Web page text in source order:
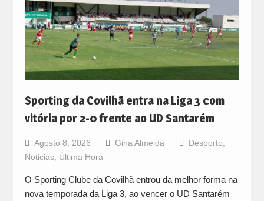
Sporting da Covilhã entra na Liga 3 com
vitória por 2-0 frente ao UD Santarém
Agosto 8, 2026 Gina Almeida Desporto
Noticias, Última Hora
O Sporting Clube da Covilhã entrou da melhor forma na
nova temporada da Liga 3, ao vencer o UD Santarém